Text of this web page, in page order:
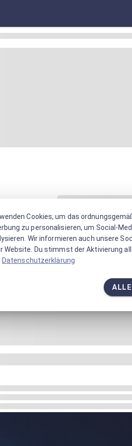
Cookies, um das
zu personalisieren, um Social-
Wir informieren auch unsere
Website. Du stimmst der Aktivierung
Datenschutzerklärung